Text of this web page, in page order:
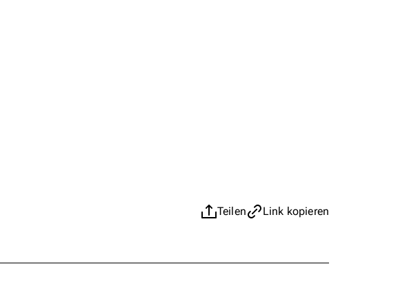
Teilen Link kopieren